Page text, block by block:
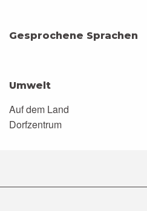
Gesprochene Sprachen
Gesprochene Sprachen
Umwelt
Umwelt
Auf dem Land
Dorfzentrum